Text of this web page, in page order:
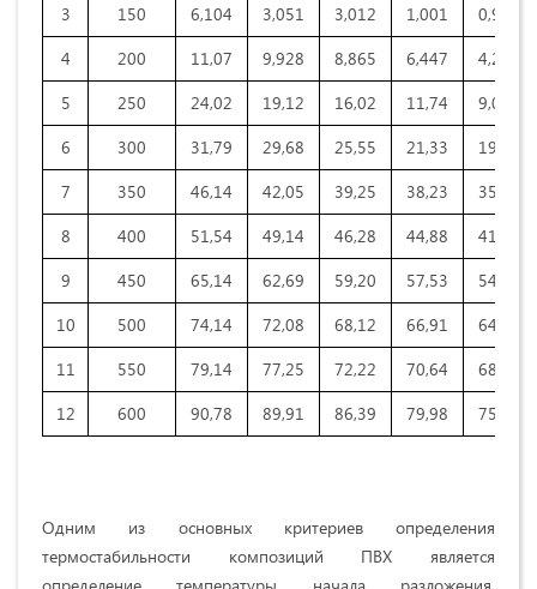
3
150 6,104 3,051 3,012 1,001
0,901
4
200 11,07 9,928 8,865 6,447
4,254
5
250 24,02 19,12 16,02 11,74
9,031
6
300 31,79 29,68 25,55 21,33
19,88
7
350 46,14 42,05 39,25 38,23
35,84
8
400 51,54 49,14 46,28 44,88
41,99
9
450 65,14 62,69 59,20 57,53
54,93
10
500 74,14 72,08 68,12 66,91
64,97
11
550 79,14 77,25 72,22 70,64
68,14
12
600 90,78 89,91 86,39 79,98 75,45
Одним из основных критериев определения
термостабильности композиций ПВХ является